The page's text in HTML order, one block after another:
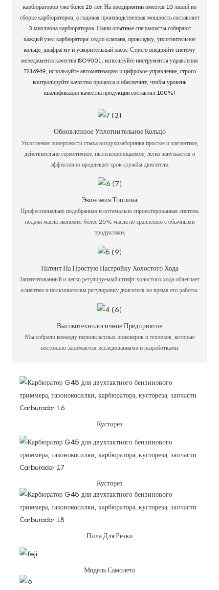
карбюраторов уже более 15 лет. На предприятии имеется 10 линий по
сборке карбюраторов, а годовая производственная мощность составляет
3 миллиона карбюраторов. Наши опытные специалисты собирают
каждый узел карбюратора: седло клапана, прокладку, уплотнительное
кольцо, диафрагму и ускорительный насос. Строго внедряйте систему
менеджмента качества ISO9001, используйте инструменты управления
TS16949, используйте автоматизацию и цифровое управление, строго
контролируйте качество процесса и обеспечьте, чтобы уровень
квалификации качества продукции составлял 100%!
Обновленное Уплотнительное Кольцо
Уплотнение поверхности стыка воздухозаборника простое и элегантное,
действительно герметичное, пыленепроницаемое, легко запускается и
эффективно продлевает срок службы двигателя.
Экономия Топлива
Профессионально подобранная и оптимально спроектированная система
подачи масла экономит более 25% масла по сравнению с обычными
продуктами;
Патент На Простую Настройку Холостого Хода
Запатентованный и легко регулируемый штифт холостого хода облегчает
клиентам и пользователям регулировку двигателя во время его работы.
Высокотехнологичное Предприятие
Мы собрали команду первоклассных инженеров и техников, которые
постоянно занимаются исследованиями и разработками.
Кусторез
Кусторез
Пила Для Резки
Модель Самолета